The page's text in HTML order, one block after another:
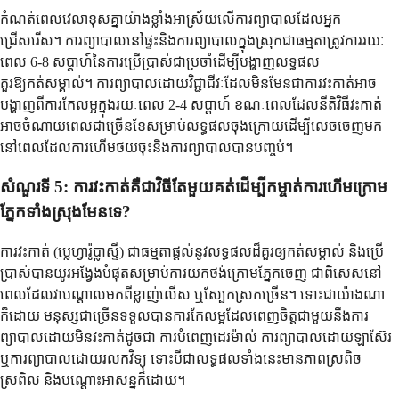
កំណត់ពេលវេលាខុសគ្នាយ៉ាងខ្លាំងអាស្រ័យលើការព្យាបាលដែលអ្នក
ជ្រើសរើស។ ការព្យាបាលនៅផ្ទះនិងការព្យាបាលក្នុងស្រុកជាធម្មតាត្រូវការរយៈ
ពេល 6-8 សប្តាហ៍នៃការប្រើប្រាស់ជាប្រចាំដើម្បីបង្ហាញលទ្ធផល
គួរឱ្យកត់សម្គាល់។ ការព្យាបាលដោយវិជ្ជាជីវៈដែលមិនមែនជាការវះកាត់អាច
បង្ហាញពីការកែលម្អក្នុងរយៈពេល 2-4 សប្តាហ៍ ខណៈពេលដែលនីតិវិធីវះកាត់
អាចចំណាយពេលជាច្រើនខែសម្រាប់លទ្ធផលចុងក្រោយដើម្បីលេចចេញមក
នៅពេលដែលការហើមថយចុះនិងការព្យាបាលបានបញ្ចប់។
សំណួរទី 5: ការវះកាត់គឺជាវិធីតែមួយគត់ដើម្បីកម្ចាត់ការហើមក្រោម
ភ្នែកទាំងស្រុងមែនទេ?
ការវះកាត់ (ប្លេហ្វារ៉ូប្លាស្ទី) ជាធម្មតាផ្តល់នូវលទ្ធផលដ៏គួរឲ្យកត់សម្គាល់ និងប្រើ
ប្រាស់បានយូរអង្វែងបំផុតសម្រាប់ការយកថង់ក្រោមភ្នែកចេញ ជាពិសេសនៅ
ពេលដែលវាបណ្តាលមកពីខ្លាញ់លើស ឬស្បែកស្រកច្រើន។ ទោះជាយ៉ាងណា
ក៏ដោយ មនុស្សជាច្រើនទទួលបានការកែលម្អដែលពេញចិត្តជាមួយនឹងការ
ព្យាបាលដោយមិនវះកាត់ដូចជា ការបំពេញដេរម៉ាល់ ការព្យាបាលដោយឡាស៊ែរ
ឬការព្យាបាលដោយរលកវិទ្យុ ទោះបីជាលទ្ធផលទាំងនេះមានភាពស្រពិច
ស្រពិល និងបណ្តោះអាសន្នក៏ដោយ។